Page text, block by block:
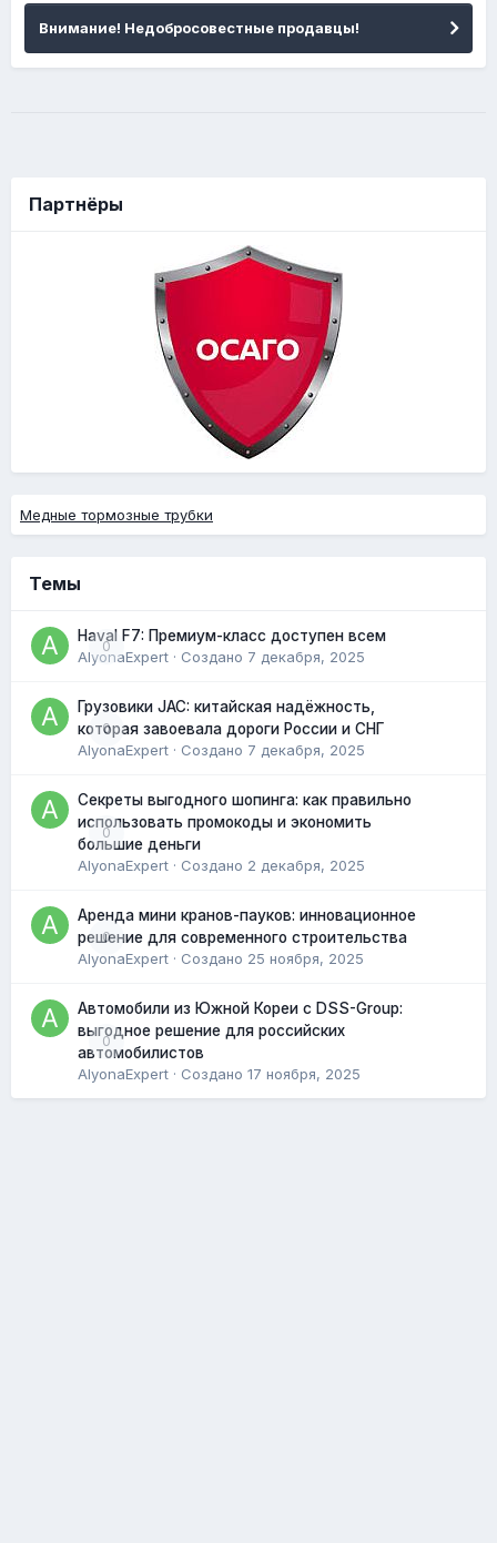
Внимание! Недобросовестные продавцы!
Партнёры
Медные тормозные трубки
Темы
0
Haval F7: Премиум-класс доступен всем
AlyonaExpert · Создано 7 декабря, 2025
0
Грузовики JAC: китайская надёжность,
которая завоевала дороги России и СНГ
AlyonaExpert · Создано 7 декабря, 2025
0
Секреты выгодного шопинга: как правильно
использовать промокоды и экономить
большие деньги
AlyonaExpert · Создано 2 декабря, 2025
0
Аренда мини кранов-пауков: инновационное
решение для современного строительства
AlyonaExpert · Создано 25 ноября, 2025
0
Автомобили из Южной Кореи с DSS-Group:
выгодное решение для российских
автомобилистов
AlyonaExpert · Создано 17 ноября, 2025